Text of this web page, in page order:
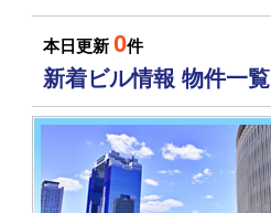
本日更新 0件
新着ビル情報 物件一覧